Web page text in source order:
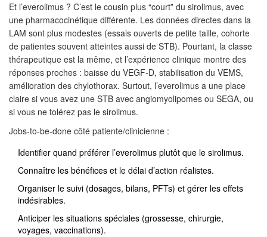
Et l’everolimus ? C’est le cousin plus “court” du sirolimus, avec
une pharmacocinétique différente. Les données directes dans la
LAM sont plus modestes (essais ouverts de petite taille, cohorte
de patientes souvent atteintes aussi de STB). Pourtant, la classe
thérapeutique est la même, et l’expérience clinique montre des
réponses proches : baisse du VEGF-D, stabilisation du VEMS,
amélioration des chylothorax. Surtout, l’everolimus a une place
claire si vous avez une STB avec angiomyolipomes ou SEGA, ou
si vous ne tolérez pas le sirolimus.
Jobs-to-be-done côté patiente/clinicienne :
Identifier quand préférer l’everolimus plutôt que le sirolimus.
Connaître les bénéfices et le délai d’action réalistes.
Organiser le suivi (dosages, bilans, PFTs) et gérer les effets
indésirables.
Anticiper les situations spéciales (grossesse, chirurgie,
voyages, vaccinations).